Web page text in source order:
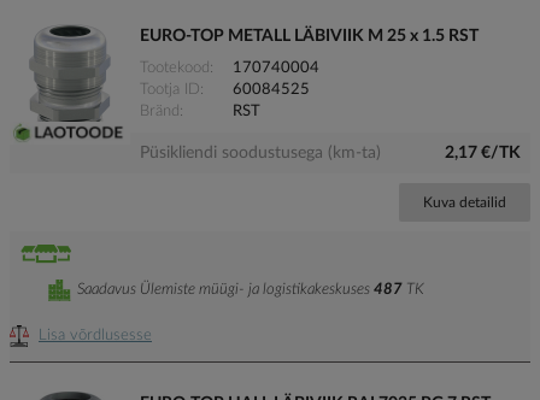
EURO-TOP METALL LÄBIVIIK M 25 x 1.5 RST
Tootekood
170740004
Tootja ID
60084525
Bränd
RST
Püsikliendi soodustusega (km-ta) 2,17 €/TK
Kuva detailid
Lisa võrdlusesse
Saadavus Ülemiste müügi- ja logistikakeskuses 487 TK